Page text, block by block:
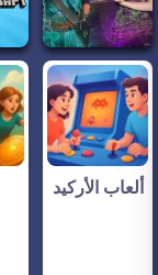
ألعاب الأركيد